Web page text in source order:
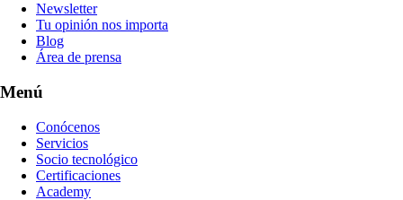
Newsletter
Tu opinión nos importa
Blog
Área de prensa
Menú
Conócenos
Servicios
Socio tecnológico
Certificaciones
Academy